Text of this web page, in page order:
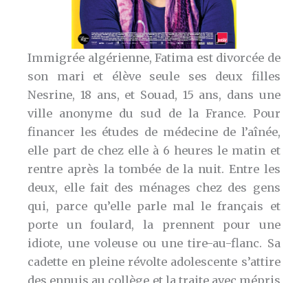
Immigrée algérienne, Fatima est divorcée de
son mari et élève seule ses deux filles
Nesrine, 18 ans, et Souad, 15 ans, dans une
ville anonyme du sud de la France. Pour
financer les études de médecine de l’aînée,
elle part de chez elle à 6 heures le matin et
rentre après la tombée de la nuit. Entre les
deux, elle fait des ménages chez des gens
qui, parce qu’elle parle mal le français et
porte un foulard, la prennent pour une
idiote, une voleuse ou une tire-au-flanc. Sa
cadette en pleine révolte adolescente s’attire